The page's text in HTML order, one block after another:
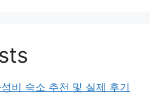
비 숙소 추천 및 실제 후기